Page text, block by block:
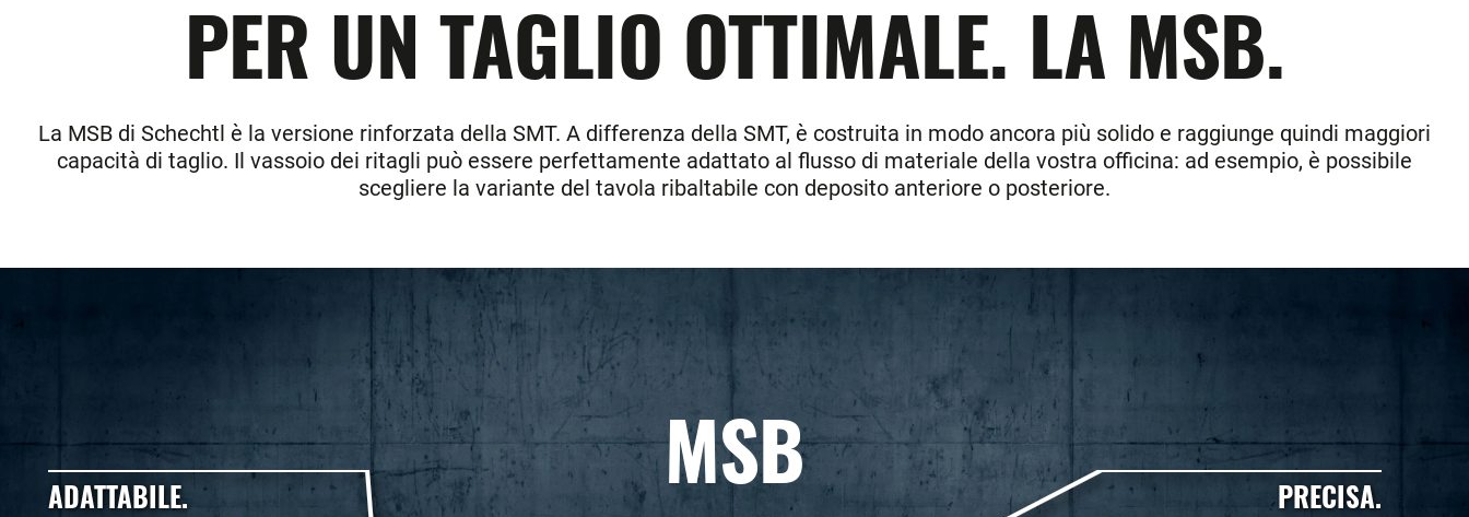
PER UN TAGLIO OTTIMALE. LA MSB.
La MSB di Schechtl è la versione rinforzata della SMT. A differenza della SMT, è costruita in modo ancora più solido e raggiunge quindi maggiori
capacità di taglio. Il vassoio dei ritagli può essere perfettamente adattato al flusso di materiale della vostra officina: ad esempio, è possibile
scegliere la variante del tavola ribaltabile con deposito anteriore o posteriore.
MSB PRECISA.
ADATTABILE.